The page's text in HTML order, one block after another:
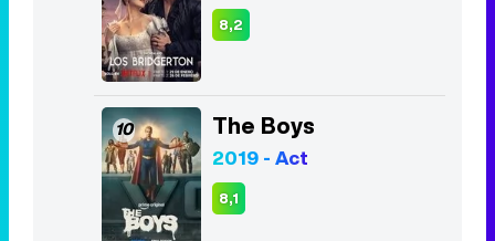
8,2
10 The Boys
2019 - Act
8,1